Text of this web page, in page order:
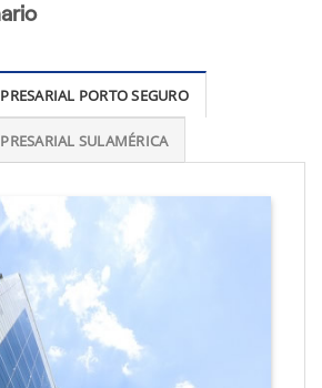
PORTO SEGURO
SULAMÉRICA